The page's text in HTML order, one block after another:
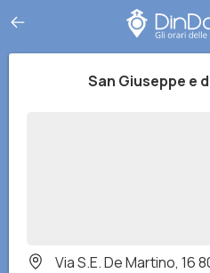
San Giuseppe e
Via S.E. De Martino, 16